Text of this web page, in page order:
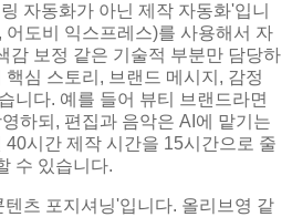
자동화가 아닌 제작 자동화'입니
어도비 익스프레스)를 사용해서 자
감 보정 같은 기술적 부분만 담당하
심 스토리, 브랜드 메시지, 감정
니다. 예를 들어 뷰티 브랜드라면
하되, 편집과 음악은 AI에 맡기는
시간 제작 시간을 15시간으로 줄
수 있습니다.
츠 포지셔닝'입니다. 올리브영 같